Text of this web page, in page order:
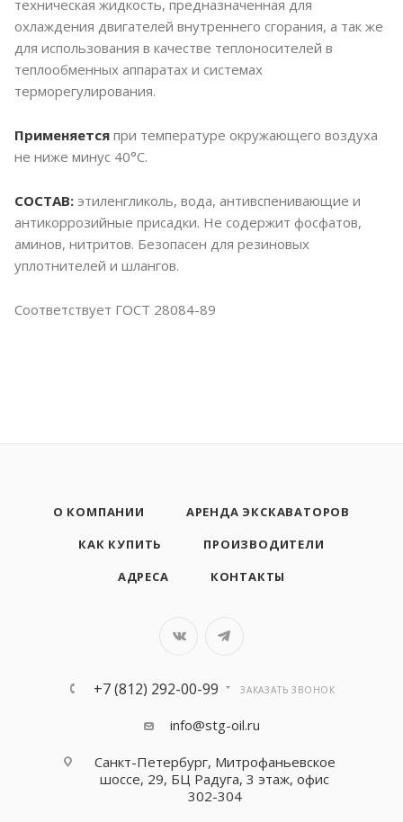
техническая жидкость, предназначенная для
охлаждения двигателей внутреннего сгорания, а так же
для использования в качестве теплоносителей в
теплообменных аппаратах и системах
терморегулирования.
Применяется при температуре окружающего воздуха
не ниже минус 40°C.
СОСТАВ: этиленгликоль, вода, антивспенивающие и
антикоррозийные присадки. Не содержит фосфатов,
аминов, нитритов. Безопасен для резиновых
уплотнителей и шлангов.
Соответствует ГОСТ 28084-89
О КОМПАНИИ
АРЕНДА ЭКСКАВАТОРОВ
КАК КУПИТЬ
ПРОИЗВОДИТЕЛИ
АДРЕСА
КОНТАКТЫ
+7 (812) 292-00-99 ЗАКАЗАТЬ ЗВОНОК
info@stg-oil.ru
Санкт-Петербург, Митрофаньевское
шоссе, 29, БЦ Радуга, 3 этаж, офис
302-304